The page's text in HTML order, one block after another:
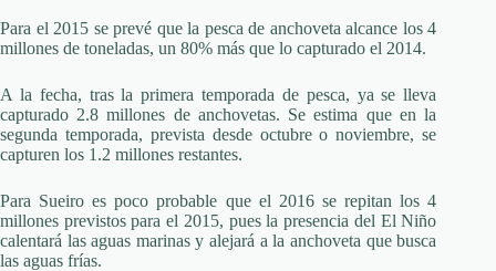
Para el 2015 se prevé que la pesca de anchoveta alcance los 4
millones de toneladas, un 80% más que lo capturado el 2014.
A la fecha, tras la primera temporada de pesca, ya se lleva
capturado 2.8 millones de anchovetas. Se estima que en la
segunda temporada, prevista desde octubre o noviembre, se
capturen los 1.2 millones restantes.
Para Sueiro es poco probable que el 2016 se repitan los 4
millones previstos para el 2015, pues la presencia del El Niño
calentará las aguas marinas y alejará a la anchoveta que busca
las aguas frías.